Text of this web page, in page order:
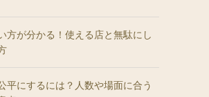
方が分かる！使える店と無駄にし
平にするには？人数や場面に合う